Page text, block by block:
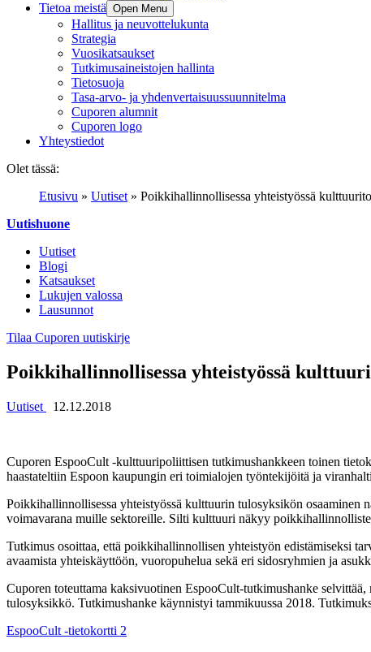
Tietoa meistä Open Menu
Hallitus ja neuvottelukunta
Strategia
Vuosikatsaukset
Tutkimusaineistojen hallinta
Tietosuoja
Tasa-arvo- ja yhdenvertaisuussuunnitelma
Cuporen alumnit
Cuporen logo
Yhteystiedot
Olet tässä:
Etusivu » Uutiset » Poikkihallinnollisessa yhteistyössä
Uutishuone
Uutiset
Blogi
Katsaukset
Lukujen valossa
Lausunnot
Tilaa Cuporen uutiskirje
Poikkihallinnollisessa yhteistyössä
Uutiset 12.12.2018
Cuporen EspooCult -kulttuuripoliittisen tutkimushankkeen toinen
haastateltiin Espoon kaupungin eri toimialojen työntekijöitä ja
Poikkihallinnollisessa yhteistyössä kulttuurin tulosyksikön osaaminen
voimavarana muille sektoreille. Silti kulttuuri näkyy
Tutkimus osoittaa, että poikkihallinnollisen yhteistyön edistämiseksi
avaamista yhteiskäyttöön, vuoropuhelua sekä eri sidosryhmien ja
Cuporen toteuttama kaksivuotinen EspooCult-tutkimushanke
tulosyksikkö. Tutkimushanke käynnistyi tammikuussa 2018.
EspooCult -tietokortti 2